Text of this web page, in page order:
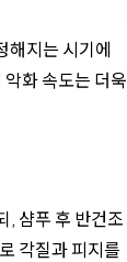
해지는 시기에
화 속도는 더욱
, 샴푸 후 반건조
각질과 피지를